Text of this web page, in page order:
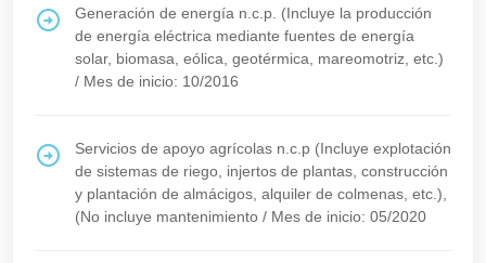
Generación de energía n.c.p. (Incluye la producción
de energía eléctrica mediante fuentes de energía
solar, biomasa, eólica, geotérmica, mareomotriz, etc.)
/ Mes de inicio: 10/2016
Servicios de apoyo agrícolas n.c.p (Incluye explotación
de sistemas de riego, injertos de plantas, construcción
y plantación de almácigos, alquiler de colmenas, etc.),
(No incluye mantenimiento / Mes de inicio: 05/2020